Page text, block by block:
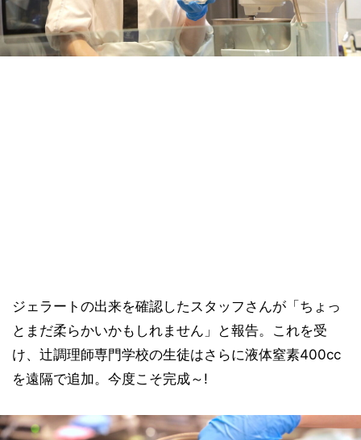
ジェラートの出来を確認したスタッフさんが「ちょっ
とまだ柔らかいかもしれません」と報告。これを受
け、辻調理師専門学校の生徒はさらに液体窒素400cc
を遠隔で追加。今度こそ完成～!